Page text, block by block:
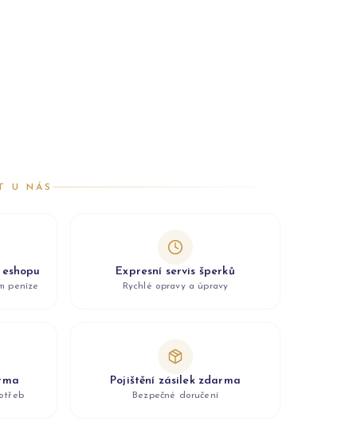
U NÁS
peníze
Expresní servis šperků
Rychlé opravy a úpravy
Pojištění zásilek zdarma
Bezpečné doručení